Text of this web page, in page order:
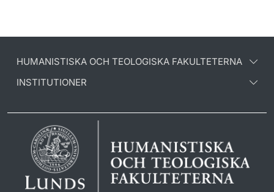
HUMANISTISKA OCH TEOLOGISKA FAKULTETERNA
INSTITUTIONER